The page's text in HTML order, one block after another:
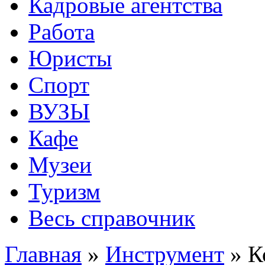
Работа
Юристы
Спорт
ВУЗЫ
Кафе
Музеи
Туризм
Весь справочник
Главная » Инструмент »